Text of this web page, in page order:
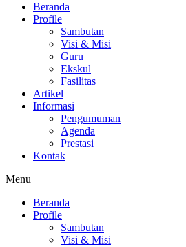
Beranda
Profile
Sambutan
Visi & Misi
Guru
Ekskul
Fasilitas
Artikel
Informasi
Pengumuman
Agenda
Prestasi
Kontak
Menu
Beranda
Profile
Sambutan
Visi & Misi